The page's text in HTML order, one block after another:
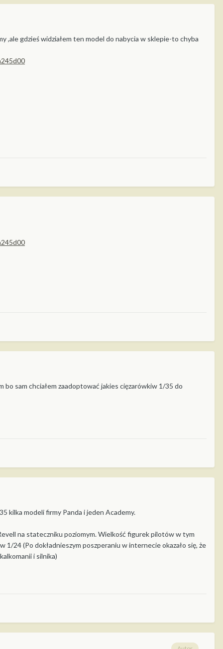
,ale gdzieś widziałem ten model do nabycia w sklepie-to chyba
sam chciałem zaadoptować jakies cięzarówkiw 1/35 do
kilka modeli firmy Panda i jeden Academy.
na stateczniku poziomym. Wielkość figurek pilotów w tym
1/24 (Po dokładnieszym poszperaniu w internecie okazało się, że
i silnika)